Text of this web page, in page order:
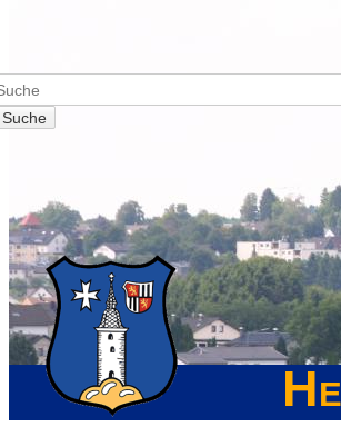
Suche